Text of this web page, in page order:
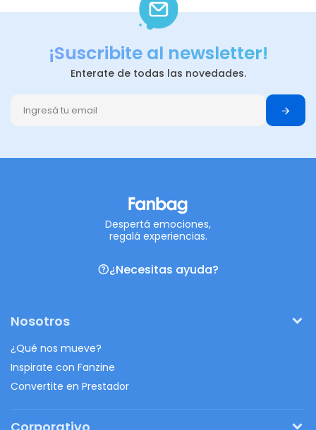
¡Suscribite al newsletter!
Enterate de todas las novedades.
Despertá emociones,
regalá experiencias.
¿Necesitas ayuda?
Nosotros
¿Qué nos mueve?
Inspirate con Fanzine
Convertite en Prestador